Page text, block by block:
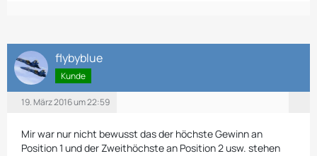
flybyblue
Kunde
19. März 2016 um 22:59
Mir war nur nicht bewusst das der höchste Gewinn an
Position 1 und der Zweithöchste an Position 2 usw. stehen